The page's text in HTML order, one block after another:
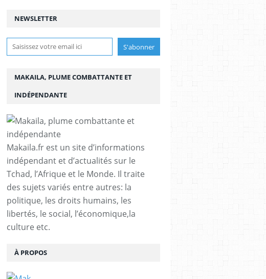
NEWSLETTER
MAKAILA, PLUME COMBATTANTE ET
INDÉPENDANTE
Makaila.fr est un site d’informations
indépendant et d’actualités sur le
Tchad, l’Afrique et le Monde. Il traite
des sujets variés entre autres: la
politique, les droits humains, les
libertés, le social, l’économique,la
culture etc.
À PROPOS